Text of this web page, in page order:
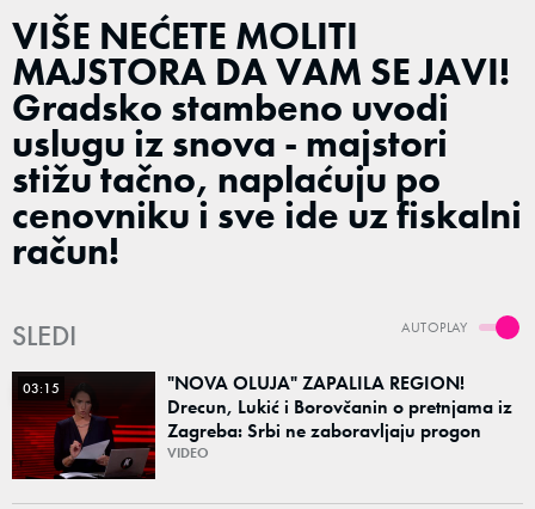
VIŠE NEĆETE MOLITI
MAJSTORA DA VAM SE JAVI!
Gradsko stambeno uvodi
uslugu iz snova - majstori
stižu tačno, naplaćuju po
cenovniku i sve ide uz fiskalni
račun!
AUTOPLAY
SLEDI
03:15
"NOVA OLUJA" ZAPALILA REGION!
Drecun, Lukić i Borovčanin o pretnjama iz
Zagreba: Srbi ne zaboravljaju progon
VIDEO